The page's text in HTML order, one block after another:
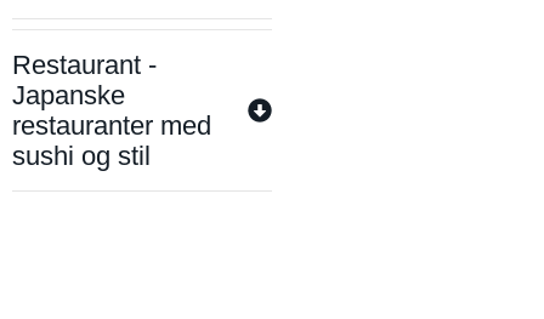
Restaurant -
Japanske
restauranter med
sushi og stil